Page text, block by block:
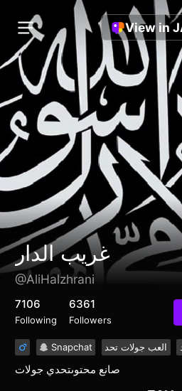
View in
@AliHalzhrani
7106
Following
6361
Followers
Snapchat ‏العب جولات تحد
‏صانع محتوى‏تحدي جولات